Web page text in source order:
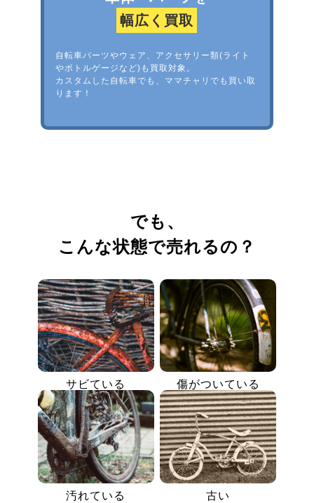
幅広く買取
自転車パーツやウェア、アクセサリー類(ライト
やボトルゲージなど)も買取対象。
カスタムした自転車でも、ママチャリでも買い取
ります！
でも、
こんな状態で売れるの？
サビている 傷がついている
汚れている 古い